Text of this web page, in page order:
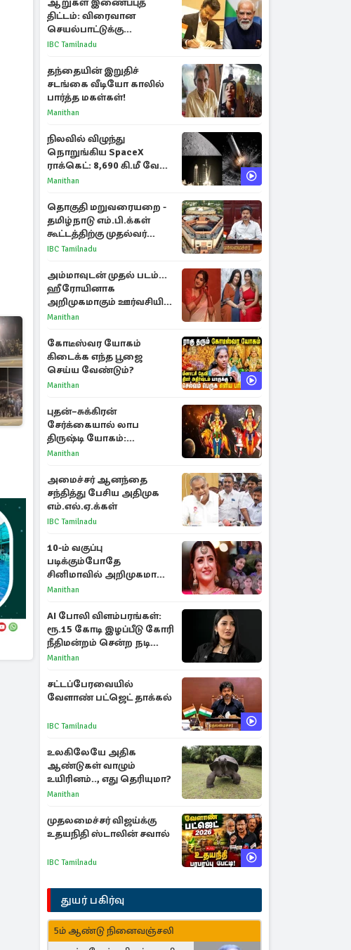
ஆறுகள் இணைப்புத்
திட்டம்: விரைவான
செயல்பாட்டுக்கு
பிரதமருக்கு முதலமைச்சர்
IBC Tamilnadu
தந்தையின் இறுதிச்
சடங்கை வீடியோ காலில்
பார்த்த மகள்கள்!
Manithan
நிலவில் விழுந்து
நொறுங்கிய SpaceX
ராக்கெட்: 8,690 கி.மீ வேக
மோதலால் உருவான புதிய
Manithan
தொகுதி மறுவரையறை -
தமிழ்நாடு எம்.பி.க்கள்
கூட்டத்திற்கு முதல்வர்
விஜய் அழைப்பு
IBC Tamilnadu
அம்மாவுடன் முதல் படம்...
ஹீரோயினாக
அறிமுகமாகும் ஊர்வசியின்
மகள் தேஜலட்சுமி!
Manithan
கோடீஸ்வர யோகம்
கிடைக்க எந்த பூஜை
செய்ய வேண்டும்?
Manithan
புதன்–சுக்கிரன்
சேர்க்கையால் லாப
திருஷ்டி யோகம்:
அதிர்ஷ்டம் பெறும் டாப் 3
Manithan
அமைச்சர் ஆனந்தை
சந்தித்து பேசிய அதிமுக
எம்.எல்.ஏ.க்கள்
IBC Tamilnadu
10-ம் வகுப்பு
படிக்கும்போதே
சினிமாவில் அறிமுகமான
த்ரிஷா! உண்மையை
காந்தி
Manithan
AI போலி விளம்பரங்கள்:
ரூ.15 கோடி இழப்பீடு கோரி
நீதிமன்றம் சென்ற நடிகை
ஸ்ருதி ஹாசன்!
Manithan
சட்டப்பேரவையில்
வேளாண் பட்ஜெட் தாக்கல்
IBC Tamilnadu
உலகிலேயே அதிக
ஆண்டுகள் வாழும்
உயிரினம்.., எது தெரியுமா?
Manithan
முதலமைச்சர் விஜய்க்கு
உதயநிதி ஸ்டாலின் சவால்
IBC Tamilnadu
துயர் பகிர்வு
5ம் ஆண்டு நினைவஞ்சலி